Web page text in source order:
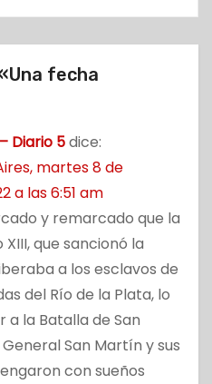
fecha
Diario 5dice:
martes 8 de
a las 6:51 am
y remarcado que la
que sancionó la
a los esclavos de
del Río de la Plata, lo
a la Batalla de San
San Martín y sus
con sueños